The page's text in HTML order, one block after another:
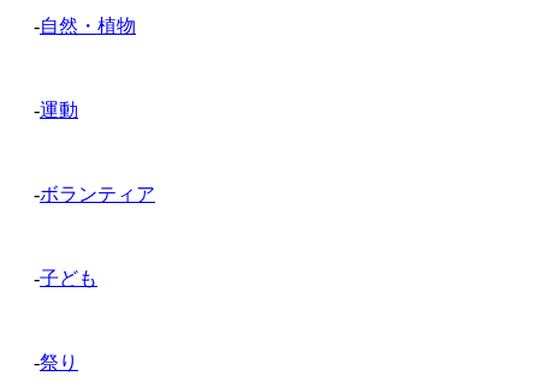
-自然・植物
-運動
-ボランティア
-子ども
-祭り